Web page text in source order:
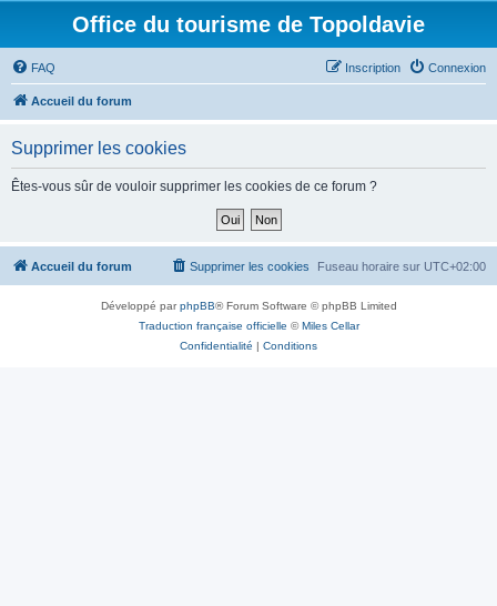
Office du tourisme de Topoldavie
FAQ Connexion
Inscription
Accueil du forum
Supprimer les cookies
Êtes-vous sûr de vouloir supprimer les cookies de ce forum ?
Accueil du forum Fuseau horaire sur UTC+02:00
Supprimer les cookies
Développé parphpBB® Forum Software © phpBB Limited
Traduction française officielle ©Miles Cellar
Confidentialité | Conditions